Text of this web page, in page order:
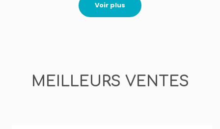
Voir plus
MEILLEURS VENTES